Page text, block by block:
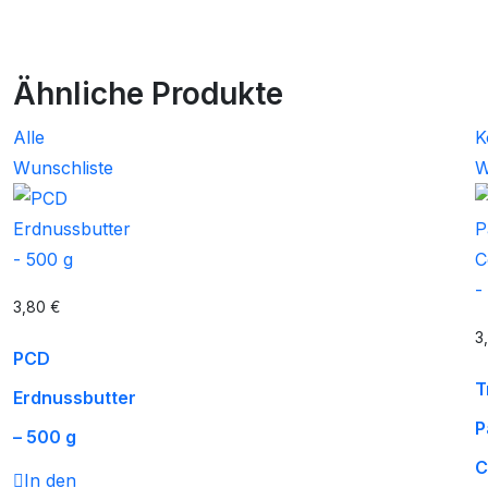
Ähnliche Produkte
Alle
Wunschliste
3,80 €
PCD
Erdnussbutter
– 500 g
In den